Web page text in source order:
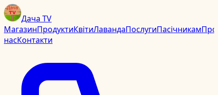
Дача TV
МагазинПродуктиКвітиЛавандаПослугиПасічникамПро
насКонтакти